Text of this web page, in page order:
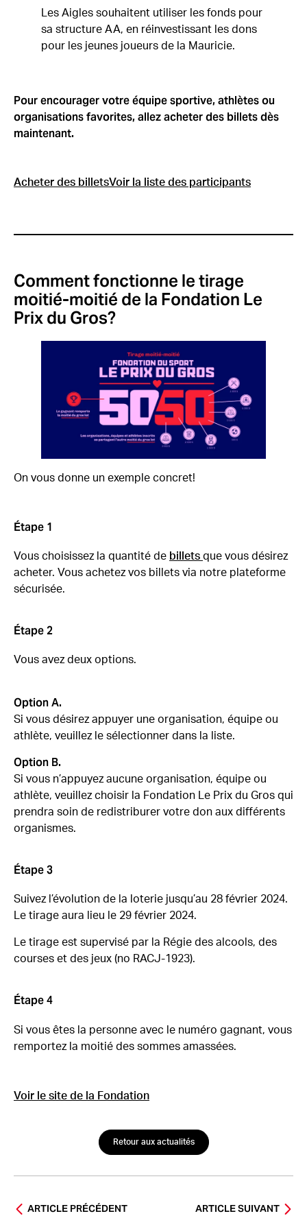
Les Aigles souhaitent utiliser les fonds pour
sa structure AA, en réinvestissant les dons
pour les jeunes joueurs de la Mauricie.
Pour encourager votre équipe sportive, athlètes ou
organisations favorites, allez acheter des billets dès
maintenant.
Acheter des billetsVoir la liste des participants
Comment fonctionne le tirage
moitié-moitié de la Fondation Le
Prix du Gros?
On vous donne un exemple concret!
Étape 1
Vous choisissez la quantité de billets que vous désirez
acheter. Vous achetez vos billets via notre plateforme
sécurisée.
Étape 2
Vous avez deux options.
Option A.
Si vous désirez appuyer une organisation, équipe ou
athlète, veuillez le sélectionner dans la liste.
Option B.
Si vous n’appuyez aucune organisation, équipe ou
athlète, veuillez choisir la Fondation Le Prix du Gros qui
prendra soin de redistriburer votre don aux différents
organismes.
Étape 3
Suivez l’évolution de la loterie jusqu’au 28 février 2024.
Le tirage aura lieu le 29 février 2024.
Le tirage est supervisé par la Régie des alcools, des
courses et des jeux (no RACJ-1923).
Étape 4
Si vous êtes la personne avec le numéro gagnant, vous
remportez la moitié des sommes amassées.
Voir le site de la Fondation
Retour aux actualités
ARTICLE PRÉCÉDENT ARTICLE SUIVANT